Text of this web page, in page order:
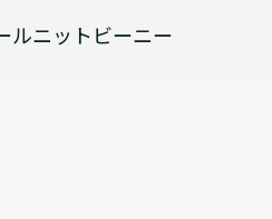
ルニットビーニー